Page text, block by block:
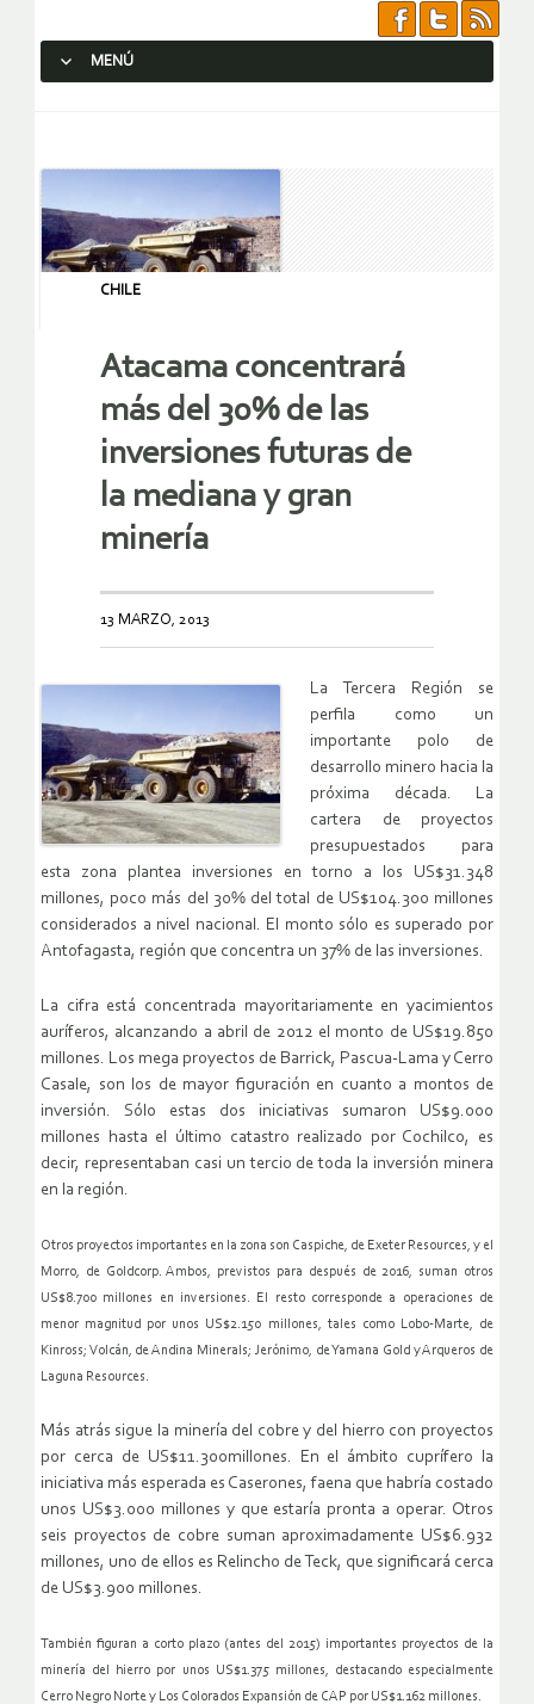
MENÚ
CHILE
Atacama concentrará
más del 30% de las
inversiones futuras de
la mediana y gran
minería
13 MARZO, 2013
La Tercera Región se
perfila como un
importante polo de
desarrollo minero hacia la
próxima década. La
cartera de proyectos
presupuestados para
esta zona plantea inversiones en torno a los US$31.348
millones, poco más del 30% del total de US$104.300 millones
considerados a nivel nacional. El monto sólo es superado por
Antofagasta, región que concentra un 37% de las inversiones.
La cifra está concentrada mayoritariamente en yacimientos
auríferos, alcanzando a abril de 2012 el monto de US$19.850
millones. Los mega proyectos de Barrick, Pascua-Lama y Cerro
Casale, son los de mayor figuración en cuanto a montos de
inversión. Sólo estas dos iniciativas sumaron US$9.000
millones hasta el último catastro realizado por Cochilco, es
decir, representaban casi un tercio de toda la inversión minera
en la región.
Otros proyectos importantes en la zona son Caspiche, de Exeter Resources, y el
Morro, de Goldcorp. Ambos, previstos para después de 2016, suman otros
US$8.700 millones en inversiones. El resto corresponde a operaciones de
menor magnitud por unos US$2.150 millones, tales como Lobo-Marte, de
Kinross; Volcán, de Andina Minerals; Jerónimo, de Yamana Gold y Arqueros de
Laguna Resources.
Más atrás sigue la minería del cobre y del hierro con proyectos
por cerca de US$11.300millones. En el ámbito cuprífero la
iniciativa más esperada es Caserones, faena que habría costado
unos US$3.000 millones y que estaría pronta a operar. Otros
seis proyectos de cobre suman aproximadamente US$6.932
millones, uno de ellos es Relincho de Teck, que significará cerca
de US$3.900 millones.
También figuran a corto plazo (antes del 2015) importantes proyectos de la
minería del hierro por unos US$1.375 millones, destacando especialmente
Cerro Negro Norte y Los Colorados Expansión de CAP por US$1.162 millones.